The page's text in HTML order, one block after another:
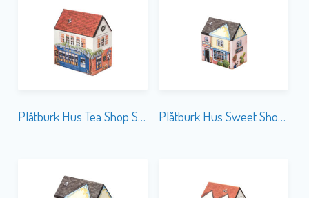
Plåtburk Hus Tea Shop Stor Plåtburk Hus Sweet Shop Liten